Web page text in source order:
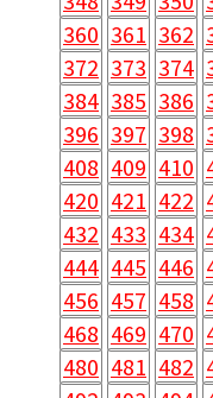
360 361 362
372 373 374
384 385 386
396 397 398
408 409 410
420 421 422
432 433 434
444 445 446
456 457 458
468 469 470
480 481 482